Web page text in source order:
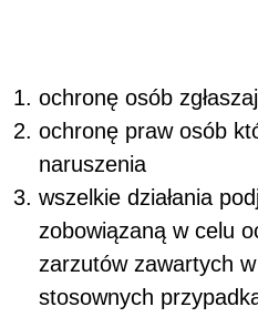
ochronę osób
ochronę praw osób
naruszenia
wszelkie działania
zobowiązaną w celu
zarzutów zawartych
stosownych